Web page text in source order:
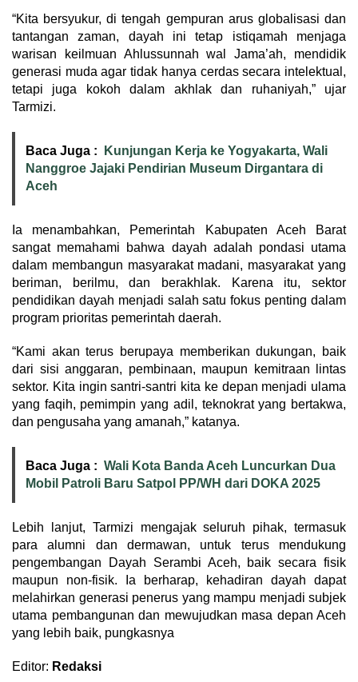
“Kita bersyukur, di tengah gempuran arus globalisasi dan
tantangan zaman, dayah ini tetap istiqamah menjaga
warisan keilmuan Ahlussunnah wal Jama’ah, mendidik
generasi muda agar tidak hanya cerdas secara intelektual,
tetapi juga kokoh dalam akhlak dan ruhaniyah,” ujar
Tarmizi.
Baca Juga :
Kunjungan Kerja ke Yogyakarta, Wali
Nanggroe Jajaki Pendirian Museum Dirgantara di
Aceh
Ia menambahkan, Pemerintah Kabupaten Aceh Barat
sangat memahami bahwa dayah adalah pondasi utama
dalam membangun masyarakat madani, masyarakat yang
beriman, berilmu, dan berakhlak. Karena itu, sektor
pendidikan dayah menjadi salah satu fokus penting dalam
program prioritas pemerintah daerah.
“Kami akan terus berupaya memberikan dukungan, baik
dari sisi anggaran, pembinaan, maupun kemitraan lintas
sektor. Kita ingin santri-santri kita ke depan menjadi ulama
yang faqih, pemimpin yang adil, teknokrat yang bertakwa,
dan pengusaha yang amanah,” katanya.
Baca Juga : Wali Kota Banda Aceh Luncurkan Dua
Mobil Patroli Baru Satpol PP/WH dari DOKA 2025
Lebih lanjut, Tarmizi mengajak seluruh pihak, termasuk
para alumni dan dermawan, untuk terus mendukung
pengembangan Dayah Serambi Aceh, baik secara fisik
maupun non-fisik. Ia berharap, kehadiran dayah dapat
melahirkan generasi penerus yang mampu menjadi subjek
utama pembangunan dan mewujudkan masa depan Aceh
yang lebih baik, pungkasnya
Editor: Redaksi